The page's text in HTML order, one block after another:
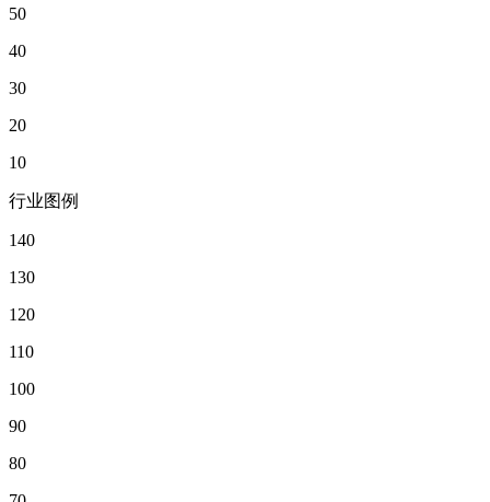
50
40
30
20
10
行业图例
140
130
120
110
100
90
80